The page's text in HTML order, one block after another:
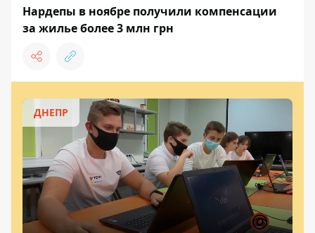
Нардепы в ноябре получили компенсации
за жилье более 3 млн грн
ДНЕПР